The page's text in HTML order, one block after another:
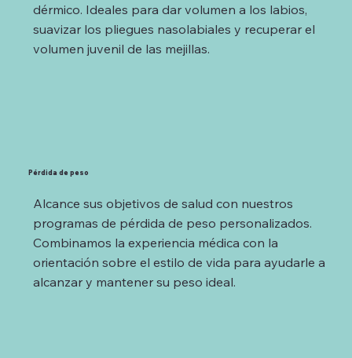
dérmico. Ideales para dar volumen a los labios,
suavizar los pliegues nasolabiales y recuperar el
volumen juvenil de las mejillas.
Pérdida de peso
Alcance sus objetivos de salud con nuestros
programas de pérdida de peso personalizados.
Combinamos la experiencia médica con la
orientación sobre el estilo de vida para ayudarle a
alcanzar y mantener su peso ideal.